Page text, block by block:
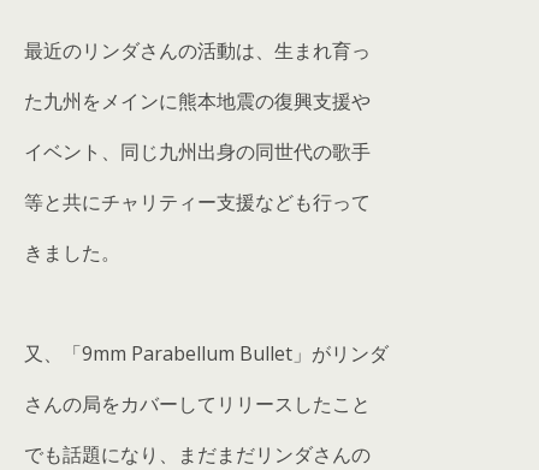
最近のリンダさんの活動は、生まれ育っ
た九州をメインに熊本地震の復興支援や
イベント、同じ九州出身の同世代の歌手
等と共にチャリティー支援なども行って
きました。
又、「9mm Parabellum Bullet」がリンダ
さんの局をカバーしてリリースしたこと
でも話題になり、まだまだリンダさんの